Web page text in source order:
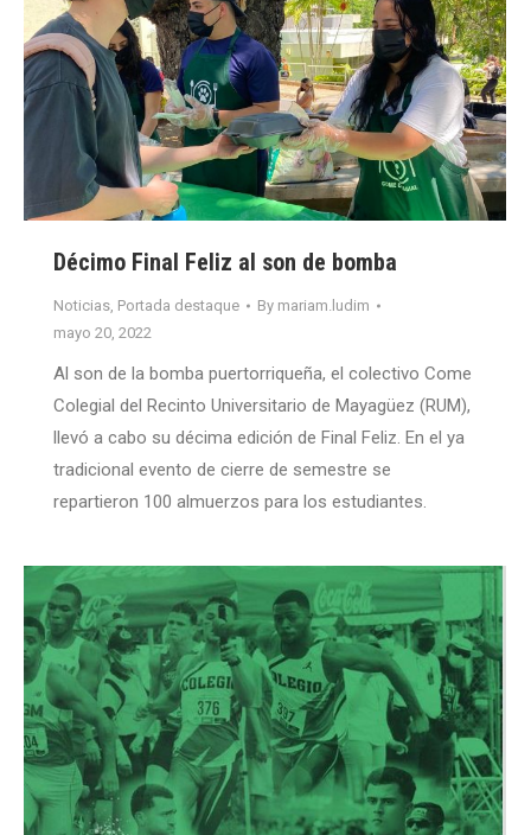
Décimo Final Feliz al son de bomba
Noticias, Portada destaque By mariam.ludim
mayo 20, 2022
Al son de la bomba puertorriqueña, el colectivo Come
Colegial del Recinto Universitario de Mayagüez (RUM),
llevó a cabo su décima edición de Final Feliz. En el ya
tradicional evento de cierre de semestre se
repartieron 100 almuerzos para los estudiantes.